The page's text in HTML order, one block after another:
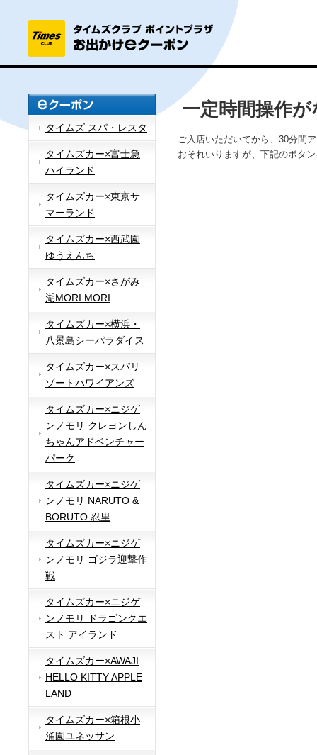
タイムズ スパ・レスタ
タイムズカー×富士急
ハイランド
タイムズカー×東京サ
マーランド
タイムズカー×西武園
ゆうえんち
タイムズカー×さがみ
湖MORI MORI
タイムズカー×横浜・
八景島シーパラダイス
タイムズカー×スパリ
ゾートハワイアンズ
タイムズカー×ニジゲ
ンノモリ クレヨンしん
ちゃんアドベンチャー
パーク
タイムズカー×ニジゲ
ンノモリ NARUTO &
BORUTO 忍里
タイムズカー×ニジゲ
ンノモリ ゴジラ迎撃作
戦
タイムズカー×ニジゲ
ンノモリ ドラゴンクエ
スト アイランド
タイムズカー×AWAJI
HELLO KITTY APPLE
LAND
タイムズカー×箱根小
涌園ユネッサン
一定時間操作
ご入店いただいてから、30分間
おそれいりますが、下記のボタ